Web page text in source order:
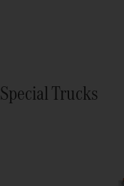
Special Trucks